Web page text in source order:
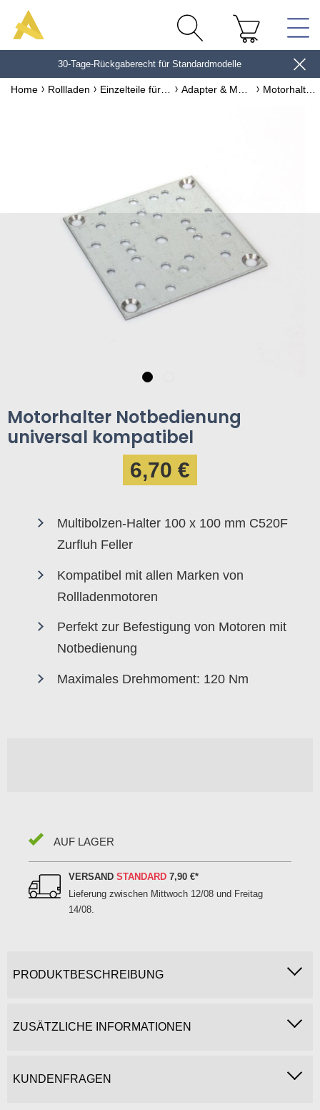
30-Tage-Rückgaberecht für Standardmodelle
Home Rollladen
Motorhalter Notbedienung
universal kompatibel
6,70 €
Multibolzen-Halter 100 x 100 mm C520F
Zurfluh Feller
Kompatibel mit allen Marken von
Rollladenmotoren
Perfekt zur Befestigung von Motoren mit
Notbedienung
Maximales Drehmoment: 120 Nm
AUF LAGER
VERSANDSTANDARD 7,90 €*
Lieferung zwischen Mittwoch 12/08 und Freitag
14/08.
PRODUKTBESCHREIBUNG
ZUSÄTZLICHE INFORMATIONEN
KUNDENFRAGEN